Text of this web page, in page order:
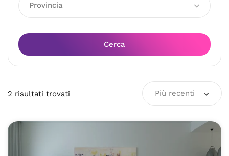
Provincia
Cerca
2 risultati trovati Più recenti